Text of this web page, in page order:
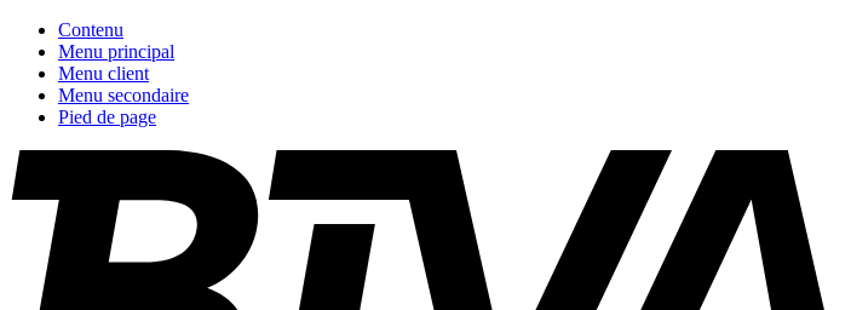
Contenu
Menu principal
Menu client
Menu secondaire
Pied de page